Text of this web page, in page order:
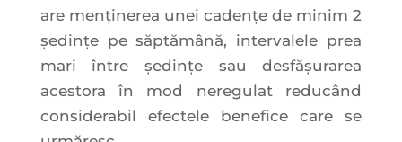
are menținerea unei cadențe de minim 2
ședințe pe săptămână, intervalele prea
mari între ședințe sau desfășurarea
acestora în mod neregulat reducând
considerabil efectele benefice care se